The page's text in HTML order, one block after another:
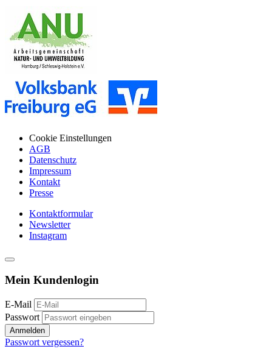
Cookie Einstellungen
AGB
Datenschutz
Impressum
Kontakt
Presse
Kontaktformular
Newsletter
Instagram
Mein Kundenlogin
E-Mail
Passwort
Anmelden
Passwort vergessen?